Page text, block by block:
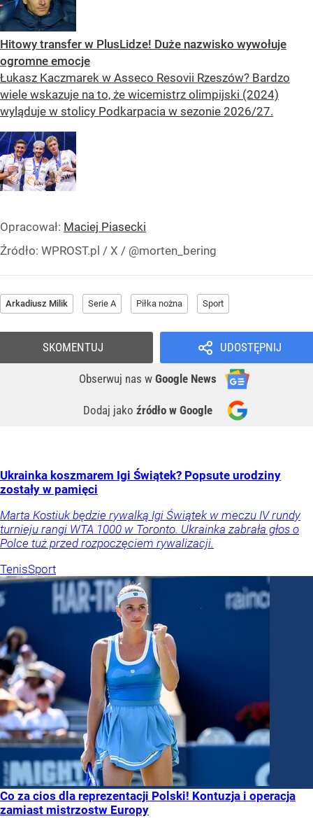
Hitowy transfer w PlusLidze! Duże nazwisko wywołuje
ogromne emocje
Łukasz Kaczmarek w Asseco Resovii Rzeszów? Bardzo
wiele wskazuje na to, że wicemistrz olimpijski (2024)
wyląduje w stolicy Podkarpacia w sezonie 2026/27.
Opracował: Maciej Piasecki
Źródło: WPROST.pl / X / @morten_bering
Arkadiusz Milik Serie A Piłka nożna Sport
UDOSTĘPNIJ
Obserwuj nas w Google News
Dodaj jako źródło w Google
SKOMENTUJ
Ukrainka koszmarem Igi Świątek? Popsute urodziny
zostały w pamięci
Marta Kostiuk będzie rywalką Igi Świątek w meczu IV rundy
turnieju rangi WTA 1000 w Toronto. Ukrainka zabrała głos o
Polce tuż przed rozpoczęciem rywalizacji.
TenisSport
Co za cios dla reprezentacji Polski! Kontuzja i operacja
zamiast mistrzostw Europy